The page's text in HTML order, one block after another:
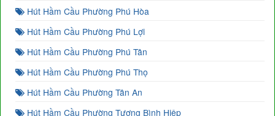
Hút Hầm Cầu Phường Phú Hòa
Hút Hầm Cầu Phường Phú Lợi
Hút Hầm Cầu Phường Phú Tân
Hút Hầm Cầu Phường Phú Thọ
Hút Hầm Cầu Phường Tân An
Hút Hầm Cầu Phường Tương Bình Hiệp